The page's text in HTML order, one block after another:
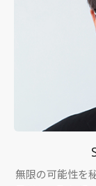
無限の可能性を